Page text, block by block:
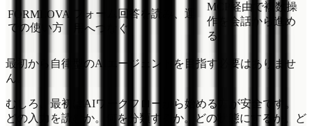
FORMLOVA
での使い方
フォーム回答を読み、運
用へつなぐ
MCP経由で複数操
作を会話から進め
る
最初から自律型のAIエージェントを目指す必要はありませ
ん。
むしろ、最初はAIワークフローから始める方が安全です。
どの入力を読むか。何を分類するか。どの状態にするか。ど